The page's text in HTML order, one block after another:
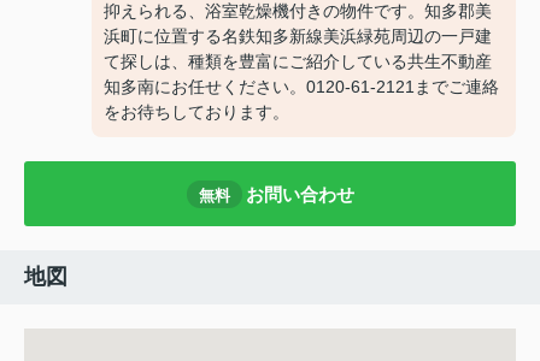
抑えられる、浴室乾燥機付きの物件です。知多郡美
浜町に位置する名鉄知多新線美浜緑苑周辺の一戸建
て探しは、種類を豊富にご紹介している共生不動産
知多南にお任せください。0120-61-2121までご連絡
をお待ちしております。
無料 お問い合わせ
地図